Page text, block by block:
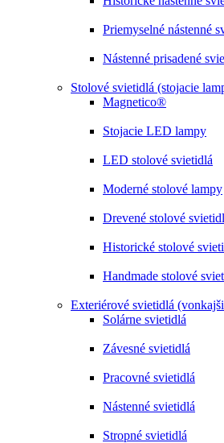
Priemyselné nástenné
Nástenné prisadené
Stolové svietidlá (stojacie
Magnetico®
Stojacie LED lampy
LED stolové svietidlá
Moderné stolové lampy
Drevené stolové
Historické stolové
Handmade stolové
Exteriérové svietidlá
Solárne svietidlá
Závesné svietidlá
Pracovné svietidlá
Nástenné svietidlá
Stropné svietidlá